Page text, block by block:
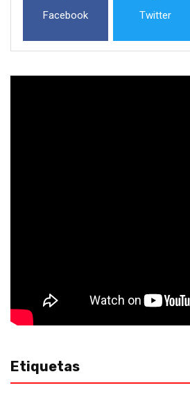
Facebook Twitter
Etiquetas